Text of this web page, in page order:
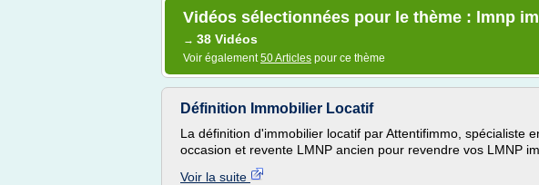
Vidéos sélectionnées pour le thème : lmnp
→ 38 Vidéos
Voir également50 Articles pour ce thème
Définition Immobilier Locatif
La définition d'immobilier locatif par Attentifimmo, spécialiste
occasion et revente LMNP ancien pour revendre vos LMNP
Voir la suite